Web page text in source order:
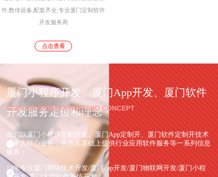
件,数传设备,配套齐全,专业厦门定制软件
开发服务商
点击查看
厦门小程序开发、厦门App开发、厦门软件
开发服务定位和理念
SERVICE ORIENTATION AND CONCEPT
我们以厦门小程序定制开发、厦门App定制开、厦门软件定制开技术
服务为核心业务，并在此基础上提供行业应用软件服务等一系列信息
服务；
14年专注厦门网络技术开发/厦门app开发/厦门物联网开发/厦门小程